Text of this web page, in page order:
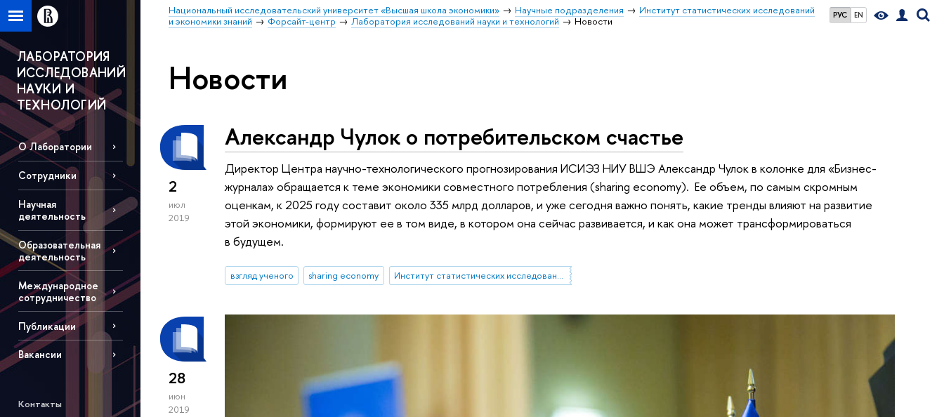
РУС EN
Национальный исследовательский университет «Высшая школа экономики» Научные подразделения
Институт статистических исследований
и экономики знаний
Форсайт-центр Лаборатория исследований науки и технологий Новости
ЛАБОРАТОРИЯ
ИССЛЕДОВАНИЙ
НАУКИ И
ТЕХНОЛОГИЙ
О Лаборатории
Сотрудники
Научная
деятельность
Образовательная
деятельность
Международное
сотрудничество
Публикации
Вакансии
Контакты
Новости
2
июл
2019
Александр Чулок о потребительском счастье
Директор Центра научно-технологического прогнозирования ИСИЭЗ НИУ ВШЭ Александр Чулок в колонке для «Бизнес-
журнала» обращается к теме экономики совместного потребления (sharing economy). Ее объем, по самым скромным
оценкам, к 2025 году составит около 335 млрд долларов, и уже сегодня важно понять, какие тренды влияют на развитие
этой экономики, формируют ее в том виде, в котором она сейчас развивается, и как она может трансформироваться
в будущем.
взгляд ученого sharing economy Институт статистических исследований и экономики знаний
28
июн
2019